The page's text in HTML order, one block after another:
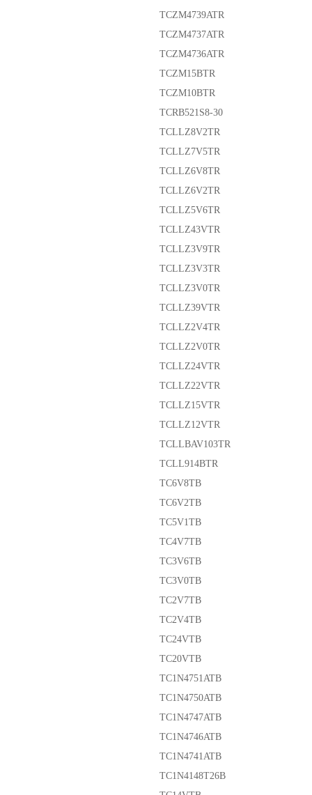
TCZM4739ATR
TCZM4737ATR
TCZM4736ATR
TCZM15BTR
TCZM10BTR
TCRB521S8-30
TCLLZ8V2TR
TCLLZ7V5TR
TCLLZ6V8TR
TCLLZ6V2TR
TCLLZ5V6TR
TCLLZ43VTR
TCLLZ3V9TR
TCLLZ3V3TR
TCLLZ3V0TR
TCLLZ39VTR
TCLLZ2V4TR
TCLLZ2V0TR
TCLLZ24VTR
TCLLZ22VTR
TCLLZ15VTR
TCLLZ12VTR
TCLLBAV103TR
TCLL914BTR
TC6V8TB
TC6V2TB
TC5V1TB
TC4V7TB
TC3V6TB
TC3V0TB
TC2V7TB
TC2V4TB
TC24VTB
TC20VTB
TC1N4751ATB
TC1N4750ATB
TC1N4747ATB
TC1N4746ATB
TC1N4741ATB
TC1N4148T26B